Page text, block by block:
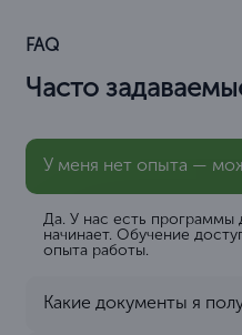
FAQ
Часто
У меня нет опыта —
Да. У нас есть программы
начинает. Обучение
опыта работы.
Какие документы я